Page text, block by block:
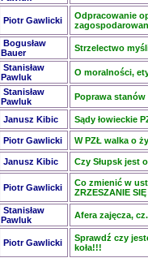
Piotr Gawlicki
Odpracowanie
Bogusław
Bauer
Strzelectwo
Stanisław
Pawluk
O moralności,
Stanisław
Pawluk
Poprawa
Janusz Kibic Sądy łowieckie
Piotr Gawlicki W PZŁ walka o
Janusz Kibic Czy Słupsk jest
Piotr Gawlicki
Co zmienić w
ZRZESZANIE SIĘ
Stanisław
Pawluk
Afera zajęcza,
Piotr Gawlicki
Sprawdź czy
koła!!!